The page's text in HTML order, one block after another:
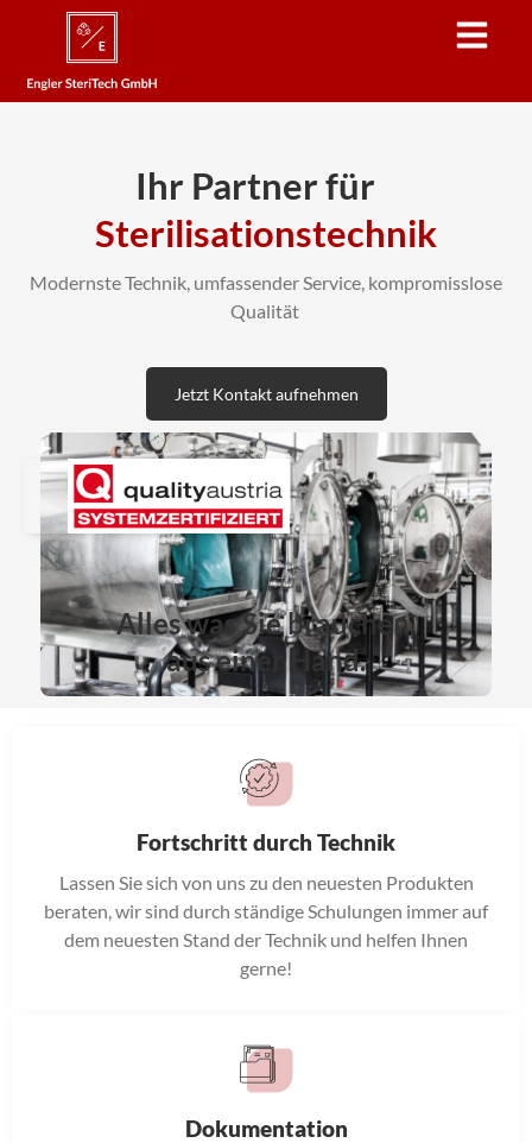
Ihr Partner für
Sterilisationstechnik
Modernste Technik, umfassender Service, kompromisslose
Qualität
Jetzt Kontakt aufnehmen
Alles was Sie brauchen,
aus einer Hand.
Fortschritt durch Technik
Lassen Sie sich von uns zu den neuesten Produkten
beraten, wir sind durch ständige Schulungen immer auf
dem neuesten Stand der Technik und helfen Ihnen
gerne!
Dokumentation